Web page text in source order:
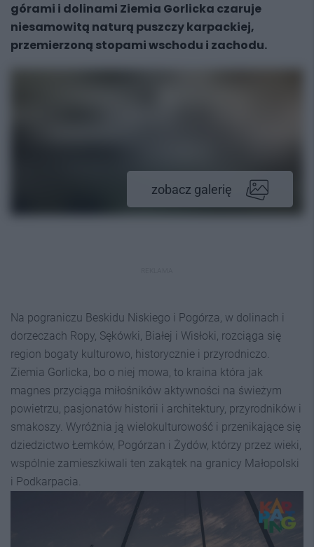
górami i dolinami Ziemia Gorlicka czaruje
niesamowitą naturą puszczy karpackiej,
przemierzoną stopami wschodu i zachodu.
zobacz galerię
Na pograniczu Beskidu Niskiego i Pogórza, w dolinach i
dorzeczach Ropy, Sękówki, Białej i Wisłoki, rozciąga się
region bogaty kulturowo, historycznie i przyrodniczo.
Ziemia Gorlicka, bo o niej mowa, to kraina która jak
magnes przyciąga miłośników aktywności na świeżym
powietrzu, pasjonatów historii i architektury, przyrodników i
smakoszy. Wyróżnia ją wielokulturowość i przenikające się
dziedzictwo Łemków, Pogórzan i Żydów, którzy przez wieki,
wspólnie zamieszkiwali ten zakątek na granicy Małopolski
i Podkarpacia.